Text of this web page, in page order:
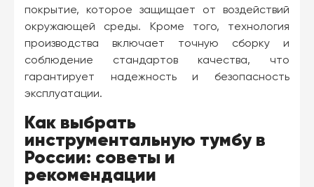
покрытие, которое защищает от воздействий
окружающей среды. Кроме того, технология
производства включает точную сборку и
соблюдение стандартов качества, что
гарантирует надежность и безопасность
эксплуатации.
Как выбрать
инструментальную тумбу в
России: советы и
рекомендации